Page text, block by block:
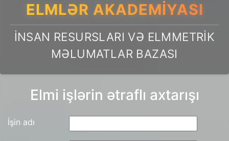
ELMLƏR AKADEMIYASI
İNSAN RESURSLARI VƏ ELMMETRIK
MƏLUMATLAR BAZASI
Elmi işlərin ətraflı axtarışı
İşin adı